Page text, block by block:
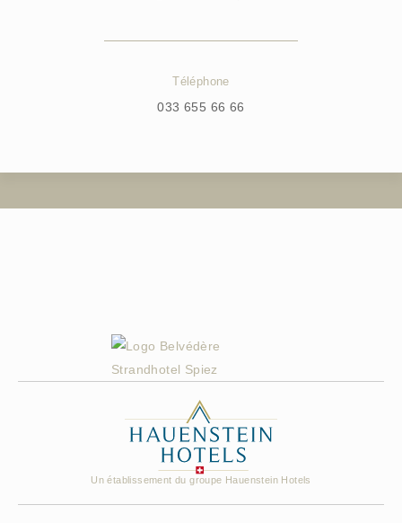
Téléphone
033 655 66 66
Un établissement du groupe Hauenstein Hotels